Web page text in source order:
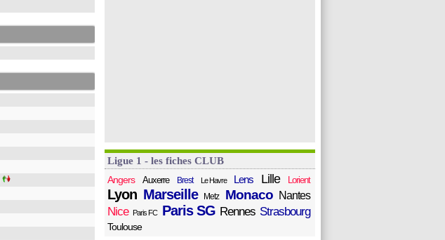
Ligue 1 - les fiches CLUB
Angers
Auxerre Brest Le Havre Lens Lille Lorient
Lyon Marseille Metz Monaco Nantes
Nice Paris FC Paris SG Rennes Strasbourg
Toulouse